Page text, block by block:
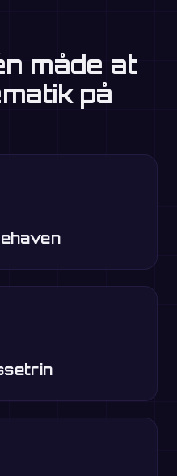
måde at
på